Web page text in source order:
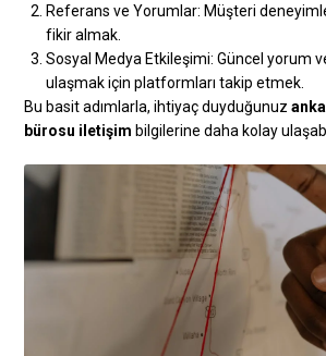
Referans ve Yorumlar: Müşteri
fikir almak.
Sosyal Medya Etkileşimi: Güncel yorum
ulaşmak için platformları takip etmek.
Bu basit adımlarla, ihtiyaç duyduğunuz
bürosu iletişim bilgilerine daha kolay